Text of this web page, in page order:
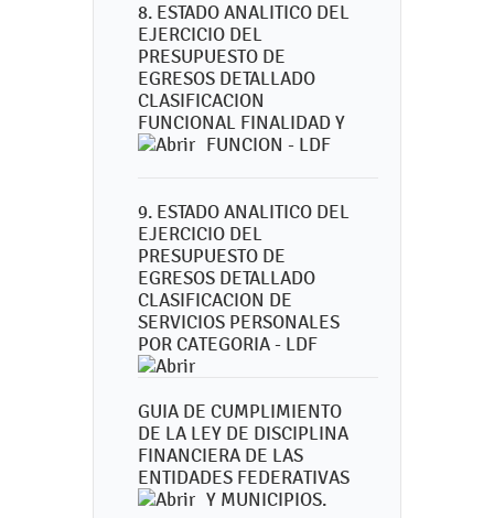
8. ESTADO ANALITICO DEL
EJERCICIO DEL
PRESUPUESTO DE
EGRESOS DETALLADO
CLASIFICACION
FUNCIONAL FINALIDAD Y
FUNCION - LDF
9. ESTADO ANALITICO DEL
EJERCICIO DEL
PRESUPUESTO DE
EGRESOS DETALLADO
CLASIFICACION DE
SERVICIOS PERSONALES
POR CATEGORIA - LDF
GUIA DE CUMPLIMIENTO
DE LA LEY DE DISCIPLINA
FINANCIERA DE LAS
ENTIDADES FEDERATIVAS
Y MUNICIPIOS.